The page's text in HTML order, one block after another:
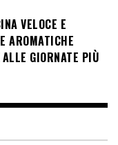
VELOCE E
AROMATICHE
GIORNATE PIÙ